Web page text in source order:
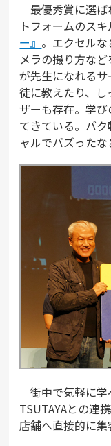
最優秀賞に選ば
トフォームのス
ー』 。エクセル
メラの撮り方な
が先生になれる
徒に教えたり、
ザーも存在。学
てきている。バ
ャルでバズったな
街中で気軽に学
TSUTAYAとの連
店舗へ直接的に集